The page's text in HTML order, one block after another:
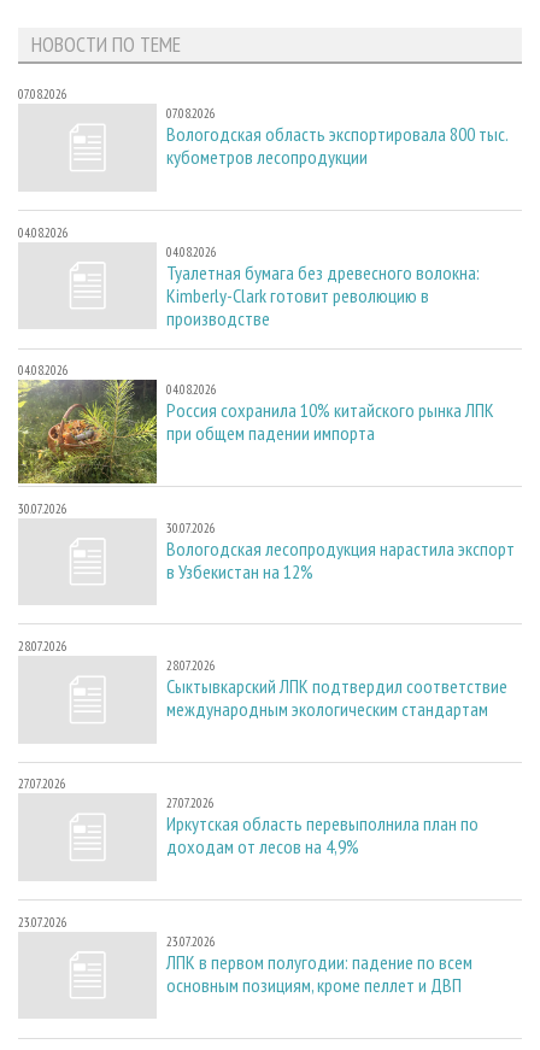
НОВОСТИ ПО ТЕМЕ
07.08.2026
07.08.2026
Вологодская область экспортировала 800 тыс.
кубометров лесопродукции
04.08.2026
04.08.2026
Туалетная бумага без древесного волокна:
Kimberly-Clark готовит революцию в
производстве
04.08.2026
04.08.2026
Россия сохранила 10% китайского рынка ЛПК
при общем падении импорта
30.07.2026
30.07.2026
Вологодская лесопродукция нарастила экспорт
в Узбекистан на 12%
28.07.2026
28.07.2026
Сыктывкарский ЛПК подтвердил соответствие
международным экологическим стандартам
27.07.2026
27.07.2026
Иркутская область перевыполнила план по
доходам от лесов на 4,9%
23.07.2026
23.07.2026
ЛПК в первом полугодии: падение по всем
основным позициям, кроме пеллет и ДВП